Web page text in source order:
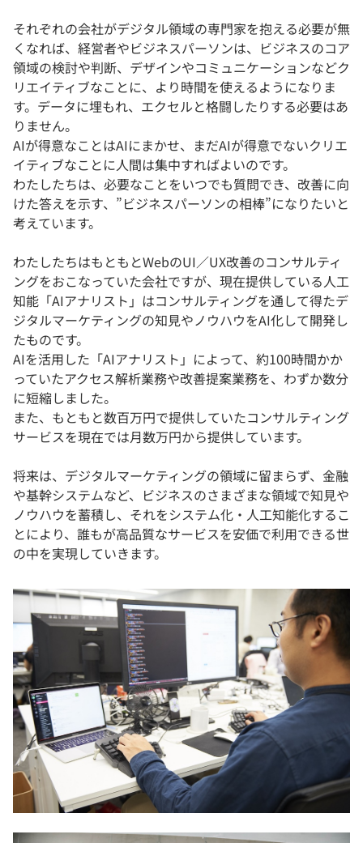
それぞれの会社がデジタル領域の専門家を抱える必要が無
くなれば、経営者やビジネスパーソンは、ビジネスのコア
領域の検討や判断、デザインやコミュニケーションなどク
リエイティブなことに、より時間を使えるようになりま
す。データに埋もれ、エクセルと格闘したりする必要はあ
りません。
AIが得意なことはAIにまかせ、まだAIが得意でないクリエ
イティブなことに人間は集中すればよいのです。
わたしたちは、必要なことをいつでも質問でき、改善に向
けた答えを示す、”ビジネスパーソンの相棒”になりたいと
考えています。
わたしたちはもともとWebのUI／UX改善のコンサルティ
ングをおこなっていた会社ですが、現在提供している人工
知能「AIアナリスト」はコンサルティングを通して得たデ
ジタルマーケティングの知見やノウハウをAI化して開発し
たものです。
AIを活用した「AIアナリスト」によって、約100時間かか
っていたアクセス解析業務や改善提案業務を、わずか数分
に短縮しました。
また、もともと数百万円で提供していたコンサルティング
サービスを現在では月数万円から提供しています。
将来は、デジタルマーケティングの領域に留まらず、金融
や基幹システムなど、ビジネスのさまざまな領域で知見や
ノウハウを蓄積し、それをシステム化・人工知能化するこ
とにより、誰もが高品質なサービスを安価で利用できる世
の中を実現していきます。